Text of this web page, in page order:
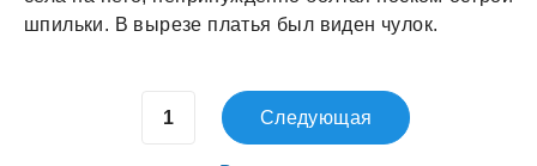
шпильки. В вырезе платья был виден чулок.
Следующая